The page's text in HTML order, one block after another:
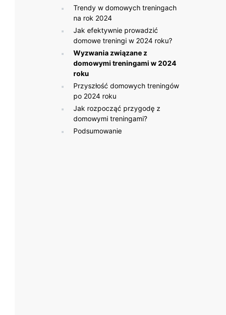
Trendy w domowych treningach
na rok 2024
Jak efektywnie prowadzić
domowe treningi w 2024 roku?
Wyzwania związane z
domowymi treningami w 2024
roku
Przyszłość domowych treningów
po 2024 roku
Jak rozpocząć przygodę z
domowymi treningami?
Podsumowanie